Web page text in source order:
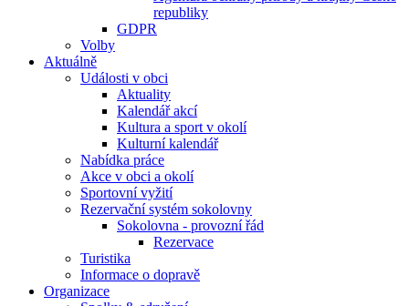
republiky
GDPR
Volby
Aktuálně
Události v obci
Aktuality
Kalendář akcí
Kultura a sport v okolí
Kulturní kalendář
Nabídka práce
Akce v obci a okolí
Sportovní vyžití
Rezervační systém sokolovny
Sokolovna - provozní řád
Rezervace
Turistika
Informace o dopravě
Organizace